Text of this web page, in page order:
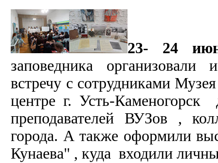
23- 24
заповедника
встречу с сотрудниками
центре г. Усть-Каменогорск
преподавателей ВУЗов ,
города. А также оформили
Кунаева" , куда входили